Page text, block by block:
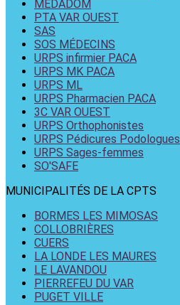
MEDADOM
PTA VAR OUEST
SAS
SOS MÉDECINS
URPS infirmier PACA
URPS MK PACA
URPS ML
URPS Pharmacien PACA
3C VAR OUEST
URPS Orthophonistes
URPS Pédicures Podologues
URPS Sages-femmes
SO'SAFE
MUNICIPALITÉS DE LA CPTS
BORMES LES MIMOSAS
COLLOBRIÈRES
CUERS
LA LONDE LES MAURES
LE LAVANDOU
PIERREFEU DU VAR
PUGET VILLE